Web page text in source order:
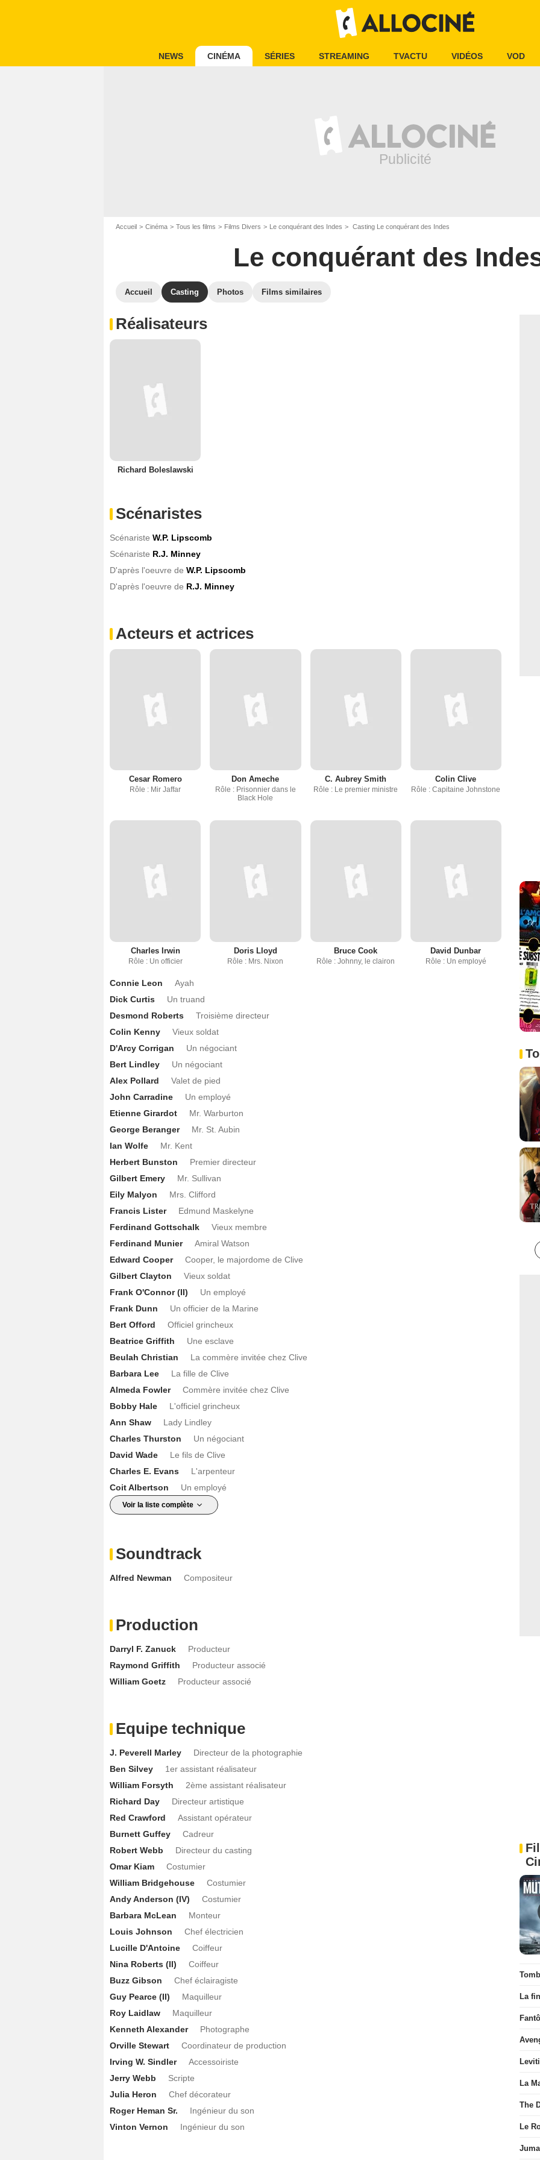
NEWS CINÉMA SÉRIES STREAMING TVACTU VIDÉOS VOD
Accueil Cinéma Tous les films Films Divers Le conquérant des Indes Casting Le conquérant des Indes
Le conquérant des
Accueil Casting Photos Films similaires
Réalisateurs
Richard Boleslawski
Scénaristes
Scénariste W.P. Lipscomb
Scénariste R.J. Minney
D'après l'oeuvre de W.P. Lipscomb
D'après l'oeuvre de R.J. Minney
Acteurs et actrices
Cesar Romero
Rôle : Mir Jaffar
Don Ameche
Rôle : Prisonnier dans le
Black Hole
C. Aubrey Smith
Rôle : Le premier ministre
Colin Clive
Rôle : Capitaine Johnstone
Charles Irwin
Rôle : Un officier
Doris Lloyd
Rôle : Mrs. Nixon
Bruce Cook
Rôle : Johnny, le clairon
David Dunbar
Rôle : Un employé
Connie Leon
Ayah
Dick Curtis
Un truand
Desmond Roberts
Troisième directeur
Colin Kenny
Vieux soldat
D'Arcy Corrigan
Un négociant
Bert Lindley
Un négociant
Alex Pollard
Valet de pied
John Carradine
Un employé
Etienne Girardot
Mr. Warburton
George Beranger
Mr. St. Aubin
Ian Wolfe
Mr. Kent
Herbert Bunston
Premier directeur
Gilbert Emery
Mr. Sullivan
Eily Malyon
Mrs. Clifford
Francis Lister
Edmund Maskelyne
Ferdinand Gottschalk
Vieux membre
Ferdinand Munier
Amiral Watson
Edward Cooper
Cooper, le majordome de Clive
Gilbert Clayton
Vieux soldat
Frank O'Connor (II)
Un employé
Frank Dunn
Un officier de la Marine
Bert Offord
Officiel grincheux
Beatrice Griffith
Une esclave
Beulah Christian
La commère invitée chez Clive
Barbara Lee
La fille de Clive
Almeda Fowler
Commère invitée chez Clive
Bobby Hale
L'officiel grincheux
Ann Shaw
Lady Lindley
Charles Thurston
Un négociant
David Wade
Le fils de Clive
Charles E. Evans
L'arpenteur
Coit Albertson
Un employé
Voir la liste complète
Soundtrack
Alfred Newman Compositeur
Production
Darryl F. Zanuck
Producteur
Raymond Griffith
Producteur associé
William Goetz
Producteur associé
Equipe technique
J. Peverell Marley
Directeur de la photographie
Ben Silvey
1er assistant réalisateur
William Forsyth
2ème assistant réalisateur
Richard Day
Directeur artistique
Red Crawford
Assistant opérateur
Burnett Guffey
Cadreur
Robert Webb
Directeur du casting
Omar Kiam
Costumier
William Bridgehouse
Costumier
Andy Anderson (IV)
Costumier
Barbara McLean
Monteur
Louis Johnson
Chef électricien
Lucille D'Antoine
Coiffeur
Nina Roberts (II)
Coiffeur
Buzz Gibson
Chef éclairagiste
Guy Pearce (II)
Maquilleur
Roy Laidlaw
Maquilleur
Kenneth Alexander
Photographe
Orville Stewart
Coordinateur de production
Irving W. Sindler
Accessoiriste
Jerry Webb
Scripte
Julia Heron
Chef décorateur
Roger Heman Sr.
Ingénieur du son
Vinton Vernon
Ingénieur du son
La
La
The
Le